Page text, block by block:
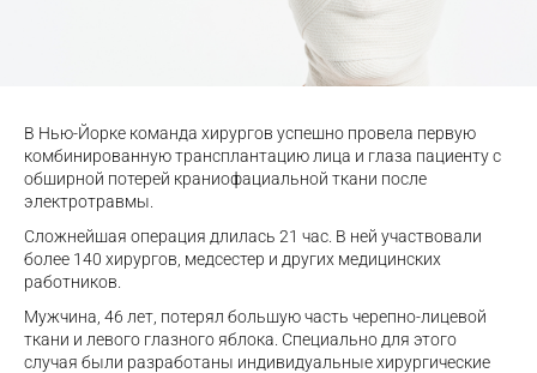
В Нью-Йорке команда хирургов успешно провела первую
комбинированную трансплантацию лица и глаза пациенту с
обширной потерей краниофациальной ткани после
электротравмы.
Сложнейшая операция длилась 21 час. В ней участвовали
более 140 хирургов, медсестер и других медицинских
работников.
Мужчина, 46 лет, потерял большую часть черепно-лицевой
ткани и левого глазного яблока. Специально для этого
случая были разработаны индивидуальные хирургические